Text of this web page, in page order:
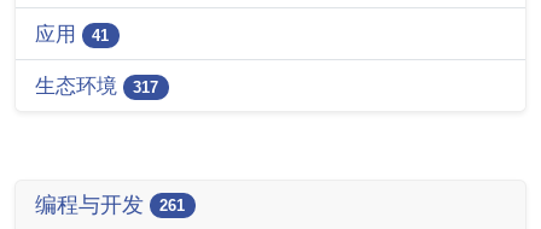
应用 41
生态环境 317
编程与开发 261